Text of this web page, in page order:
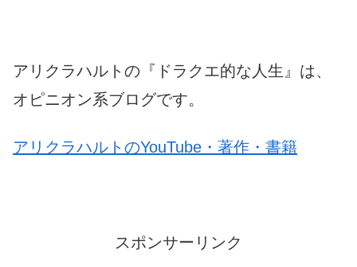
アリクラハルトの『ドラクエ的な人生』は、
オピニオン系ブログです。
アリクラハルトのYouTube・著作・書籍
スポンサーリンク